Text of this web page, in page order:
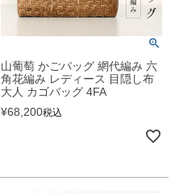
山葡萄 かごバッグ 網代編み 六
角花編み レディース 目隠し布
大人 カゴバッグ 4FA
¥68,200税込